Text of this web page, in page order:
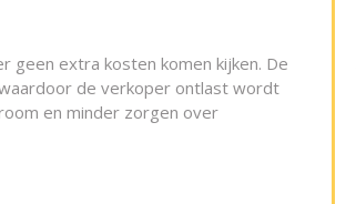
geen extra kosten komen kijken. De
de verkoper ontlast wordt
en minder zorgen over